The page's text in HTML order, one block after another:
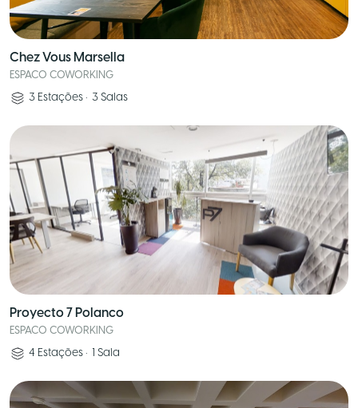
Chez Vous Marsella
ESPACO COWORKING
3 Estações • 3 Salas
Proyecto 7 Polanco
ESPACO COWORKING
4 Estações • 1 Sala